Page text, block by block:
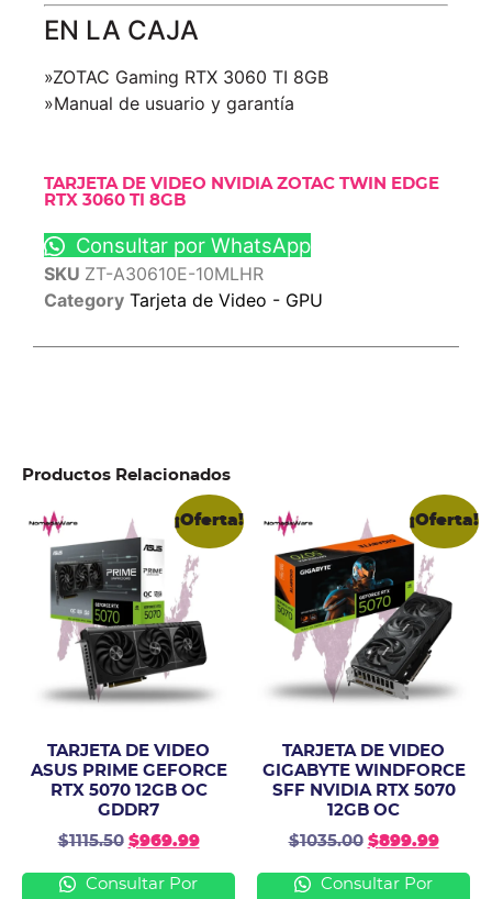
EN LA CAJA
»ZOTAC Gaming RTX 3060 TI 8GB
»Manual de usuario y garantía
TARJETA DE VIDEO NVIDIA ZOTAC TWIN EDGE
RTX 3060 TI 8GB
Consultar por WhatsApp
SKU ZT-A30610E-10MLHR
Category Tarjeta de Video - GPU
Productos Relacionados
¡Oferta!
TARJETA DE VIDEO
ASUS PRIME GEFORCE
RTX 5070 12GB OC
GDDR7
$1115.50 $969.99
Consultar Por
¡Oferta!
TARJETA DE VIDEO
GIGABYTE WINDFORCE
SFF NVIDIA RTX 5070
12GB OC
$1035.00 $899.99
Consultar Por